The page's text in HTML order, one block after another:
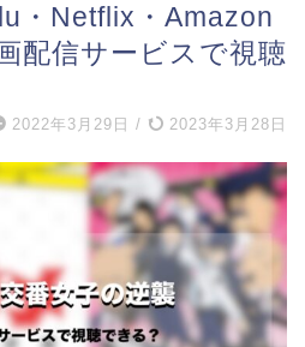
・Netflix・Amazon
配信サービスで視聴
2022年3月29日 / 2023年3月28日